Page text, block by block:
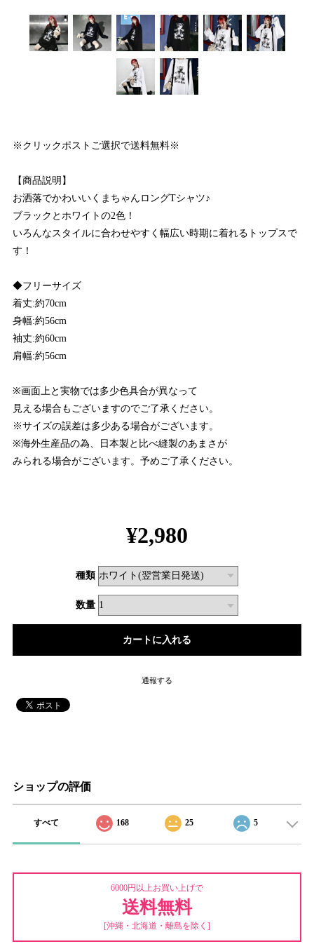
※クリックポストご選択で送料無料※
【商品説明】
お洒落でかわいいくまちゃんロングTシャツ♪
ブラックとホワイトの2色！
いろんなスタイルに合わせやすく幅広い時期に着れるトップスで
す！
◆フリーサイズ
着丈:約70cm
身幅:約56cm
袖丈:約60cm
肩幅:約56cm
※画面上と実物では多少色具合が異なって
見える場合もございますのでご了承ください。
※サイズの誤差は多少ある場合がございます。
※海外生産品の為、日本製と比べ縫製のあまさが
みられる場合がございます。予めご了承ください。
¥2,980
種類
数量
通報する
ショップの評価
すべて 168 25 5
6000円以上お買い上げで
送料無料
[沖縄・北海道・離島を除く]